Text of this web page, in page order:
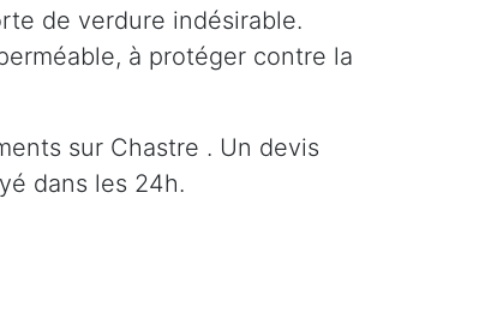
de verdure indésirable.
à protéger contre la
sur Chastre . Un devis
dans les 24h.